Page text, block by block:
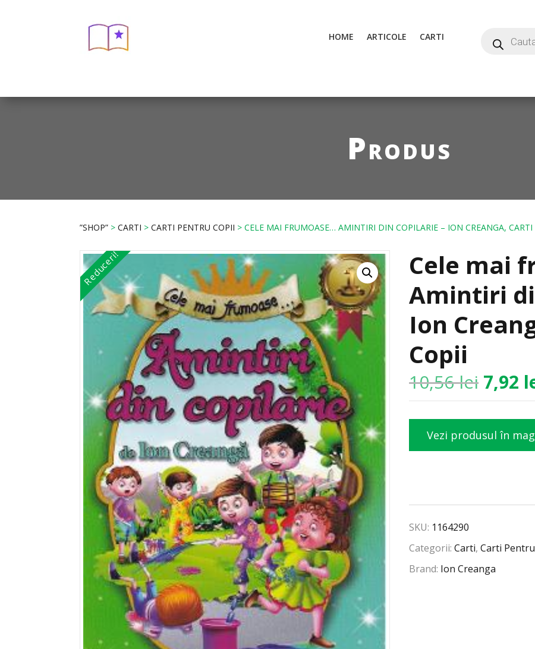
HOME ARTICOLE CARTI
Produs
”SHOP” >CARTI >CARTI PENTRU COPII > CELE MAI FRUMOASE… AMINTIRI DIN COPILARIE – ION CREANGA, CARTI
Reduceri!
Cele mai
Amintiri
Ion
Copii
10,56lei 7,92
Vezi produsul în
SKU: 1164290
Categorii:Carti,Carti
Brand: Ion Creanga